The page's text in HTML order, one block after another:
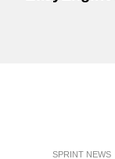
SPRINT NEWS